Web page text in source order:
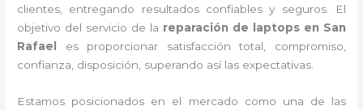
clientes, entregando resultados confiables y seguros. El
objetivo del servicio de la reparación de laptops en San
Rafael es proporcionar satisfacción total, compromiso,
confianza, disposición, superando así las expectativas.
Estamos posicionados en el mercado como una de las